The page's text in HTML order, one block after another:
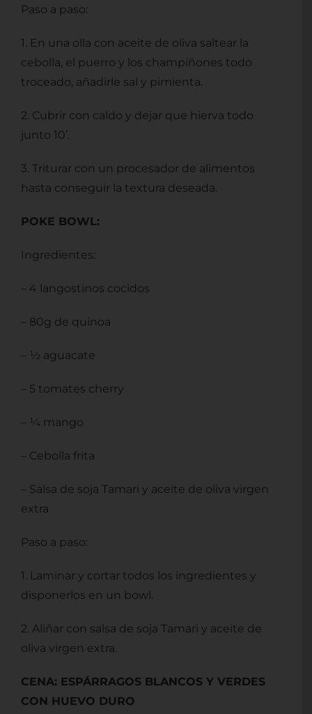
Paso a paso:
1. En una olla con aceite de oliva saltear la
cebolla, el puerro y los champiñones todo
troceado, añadirle sal y pimienta.
2. Cubrir con caldo y dejar que hierva todo
junto 10’.
3. Triturar con un procesador de alimentos
hasta conseguir la textura deseada.
POKE BOWL:
Ingredientes:
– 4 langostinos cocidos
– 80g de quinoa
– ½ aguacate
– 5 tomates cherry
– ¼ mango
– Cebolla frita
– Salsa de soja Tamari y aceite de oliva virgen
extra
Paso a paso:
1. Laminar y cortar todos los ingredientes y
disponerlos en un bowl.
2. Aliñar con salsa de soja Tamari y aceite de
oliva virgen extra.
CENA: ESPÁRRAGOS BLANCOS Y VERDES
CON HUEVO DURO